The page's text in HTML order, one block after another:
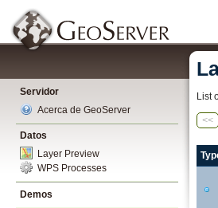
Servidor
Acerca de GeoServer
Datos
Layer Preview
WPS Processes
Demos
List
<<